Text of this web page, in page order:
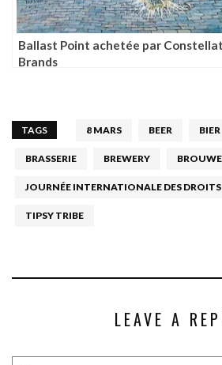
Ballast Point achetée par
Brands
TAGS 8 MARS BEER BIER
BRASSERIE BREWERY
JOURNÉE INTERNATIONALE DES DROITS
TIPSY TRIBE
LEAVE A